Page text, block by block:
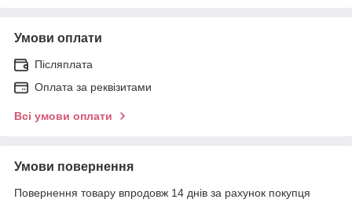
Умови оплати
Післяплата
Оплата за реквізитами
Всі умови оплати
Умови повернення
Повернення товару впродовж 14 днів за рахунок покупця